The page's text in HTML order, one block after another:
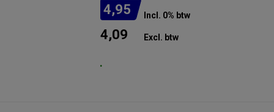
4,95 Incl. 0% btw
4,09 Excl. btw
.